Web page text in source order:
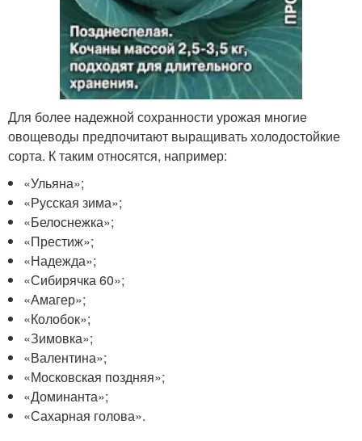
Для более надежной сохранности урожая многие
овощеводы предпочитают выращивать холодостойкие
сорта. К таким относятся, например:
«Ульяна»;
«Русская зима»;
«Белоснежка»;
«Престиж»;
«Надежда»;
«Сибирячка 60»;
«Амагер»;
«Колобок»;
«Зимовка»;
«Валентина»;
«Московская поздняя»;
«Доминанта»;
«Сахарная голова».